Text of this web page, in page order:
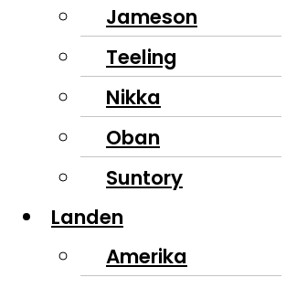
Jameson
Teeling
Nikka
Oban
Suntory
Landen
Amerika